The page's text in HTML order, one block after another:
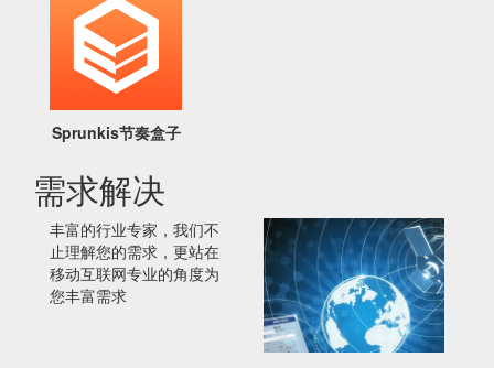
Sprunkis节奏盒子
需求解决
丰富的行业专家，我们不
止理解您的需求，更站在
移动互联网专业的角度为
您丰富需求